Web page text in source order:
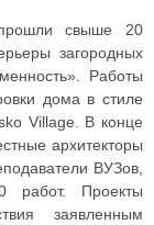
свыше 20
загородных
Работы
дома в стиле
Village. В конце
архитекторы
ВУЗов,
работ. Проекты
заявленным